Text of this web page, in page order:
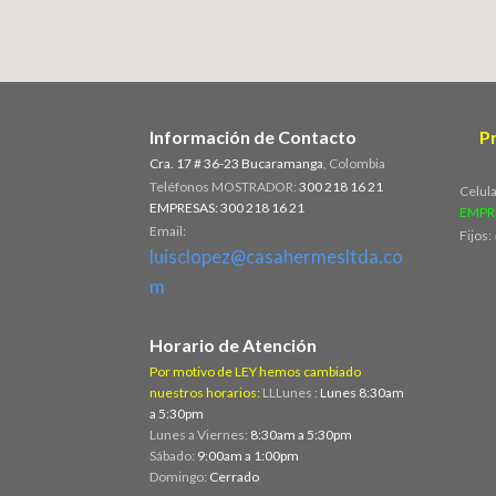
Información de Contacto
Cra. 17 # 36-23 Bucaramanga , Colombia
Teléfonos MOSTRADOR: 300 218 16 21
EMPRESAS: 300 218 16 21
Email:
luisclopez@casahermesltda.co
m
Horario de Atención
Por motivo de LEY hemos cambiado
nuestros horarios: LLLunes : Lunes 8:30am
a 5:30pm
Lunes a Viernes: 8:30am a 5:30pm
Sábado: 9:00am a 1:00pm
Domingo: Cerrado
Fijos: